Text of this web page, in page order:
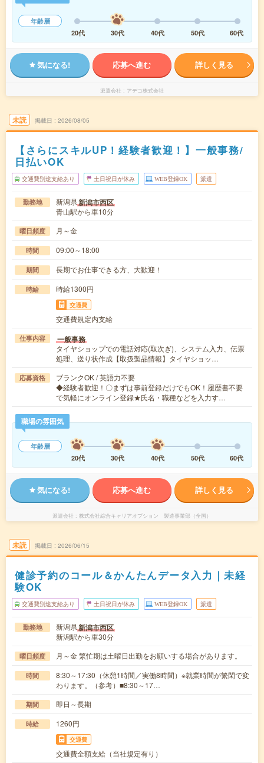
年齢層
20代
30代 40代 50代 60代
気になる! 応募へ進む 詳しく見る
派遣会社 アデコ株式会社
未読 掲載日 2026/08/05
【さらにスキルUP！経験者歓迎！】一般事務/
日払いOK
交通費別途支給あり 土日祝日が休み WEB登録OK 派遣
勤務地 新潟県新潟市西区
青山駅から車10分
曜日頻度 月～金
時間 09:00～18:00
期間 長期でお仕事できる方、大歓迎！
時給 時給1300円
交通費
交通費規定内支給
仕事内容 一般事務
タイヤショップでの電話対応(取次ぎ)、システム入力、伝票
処理、送り状作成【取扱製品情報】タイヤショッ…
応募資格
ブランクOK / 英語力不要
◆経験者歓迎！〇まずは事前登録だけでもOK！履歴書不要
で気軽にオンライン登録★氏名・職種などを入力す…
職場の雰囲気
年齢層
20代
30代 40代 50代 60代
気になる! 応募へ進む 詳しく見る
派遣会社 株式会社綜合キャリアオプション 製造事業部（全国）
未読 掲載日 2026/06/15
健診予約のコール＆かんたんデータ入力｜未経
験OK
交通費別途支給あり 土日祝日が休み WEB登録OK 派遣
勤務地 新潟県新潟市西区
新潟駅から車30分
曜日頻度 月～金 繁忙期は土曜日出勤をお願いする場合があります。
時間
8:30～17:30（休憩1時間／実働8時間）※就業時間が繁閑で変
わります。（参考）■8:30～17…
期間 即日～長期
時給 1260円
交通費
交通費全額支給（当社規定有り）